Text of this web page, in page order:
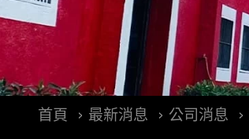
首頁 最新消息 公司消息